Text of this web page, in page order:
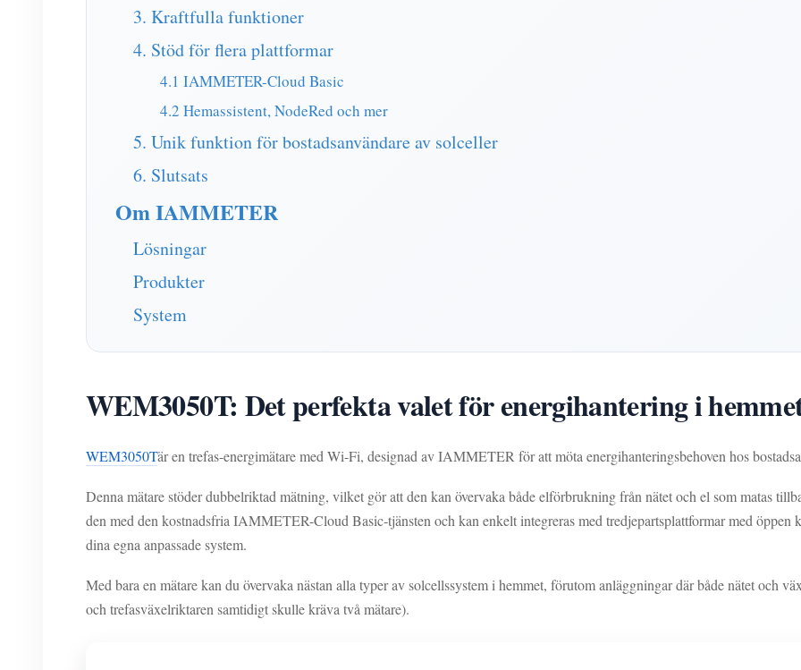
3. Kraftfulla funktioner
4. Stöd för flera plattformar
4.1 IAMMETER-Cloud Basic
4.2 Hemassistent, NodeRed och mer
5. Unik funktion för bostadsanvändare av solceller
6. Slutsats
Om IAMMETER
Lösningar
Produkter
System
WEM3050T: Det perfekta valet för energihantering i
WEM3050Tär en trefas-energimätare med Wi-Fi, designad av IAMMETER för att möta energihanteringsbehoven hos
Denna mätare stöder dubbelriktad mätning, vilket gör att den kan övervaka både elförbrukning från nätet och el som matas
den med den kostnadsfria IAMMETER-Cloud Basic-tjänsten och kan enkelt integreras med tredjepartsplattformar med
dina egna anpassade system.
Med bara en mätare kan du övervaka nästan alla typer av solcellssystem i hemmet, förutom anläggningar där både nätet och
och trefasväxelriktaren samtidigt skulle kräva två mätare).